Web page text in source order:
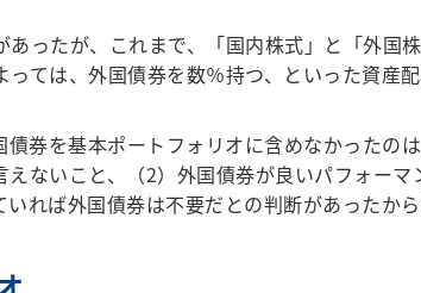
ったが、これまで、「国内株式」と「外国
ては、外国債券を数％持つ、といった資産
券を基本ポートフォリオに含めなかったの
ないこと、（2）外国債券が良いパフォー
れば外国債券は不要だとの判断があったか